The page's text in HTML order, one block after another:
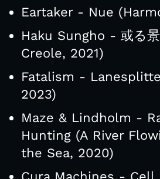
Eartaker - Nue
Haku Sungho - 或る
Creole, 2021)
Fatalism -
2023)
Maze & Lindholm -
Hunting (A River
the Sea, 2020)